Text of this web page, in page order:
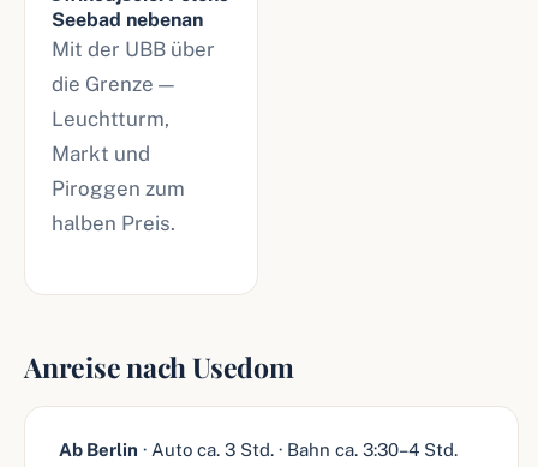
Seebad nebenan
Mit der UBB über
die Grenze —
Leuchtturm,
Markt und
Piroggen zum
halben Preis.
Anreise nach Usedom
Ab Berlin · Auto ca. 3 Std. · Bahn ca. 3:30–4 Std.